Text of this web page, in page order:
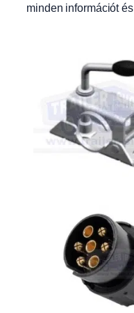
minden információt